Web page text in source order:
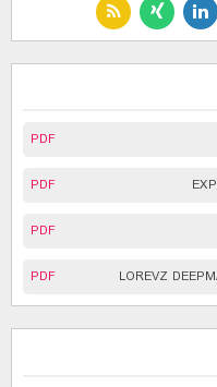
PDF
PDF
PDF
PDF